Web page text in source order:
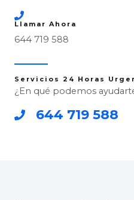
Llamar Ahora
644 719 588
Servicios 24 Horas
¿En qué podemos
644 719 588